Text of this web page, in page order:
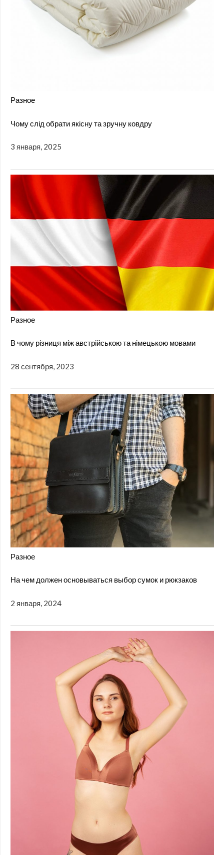
Разное
Чому слід обрати якісну та зручну ковдру
3 января, 2025
Разное
В чому різниця між австрійською та німецькою мовами
28 сентября, 2023
Разное
На чем должен основываться выбор сумок и рюкзаков
2 января, 2024